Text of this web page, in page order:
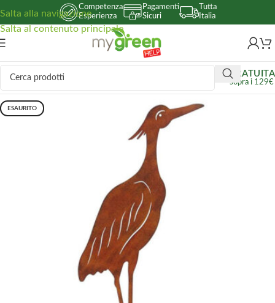
Salta alla navigazione
Salta al contenuto principale
Competenza
Esperienza
Pagamenti
Sicuri
Tutta
Italia
GRATUITA
sopra i 129€
ESAURITO